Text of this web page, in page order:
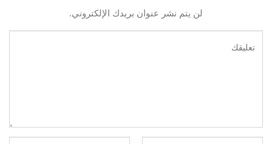
لن يتم نشر عنوان بريدك الإلكتروني.